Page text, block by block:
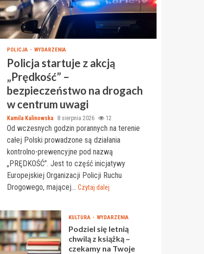
POLICJA WYDARZENIA
Policja startuje z akcją
„Prędkość” –
bezpieczeństwo na drogach
w centrum uwagi
Kamila Kalinowska 8 sierpnia 2026 12
Od wczesnych godzin porannych na terenie
całej Polski prowadzone są działania
kontrolno-prewencyjne pod nazwą
„PRĘDKOŚĆ”. Jest to część inicjatywy
Europejskiej Organizacji Policji Ruchu
Drogowego, mającej... Czytaj dalej
KULTURA WYDARZENIA
Podziel się letnią
chwilą z książką –
czekamy na Twoje